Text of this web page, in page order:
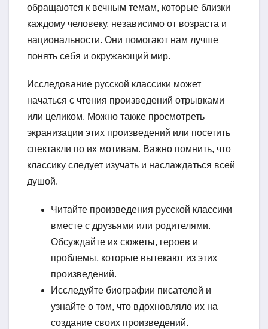
обращаются к вечным темам, которые близки
каждому человеку, независимо от возраста и
национальности. Они помогают нам лучше
понять себя и окружающий мир.
Исследование русской классики может
начаться с чтения произведений отрывками
или целиком. Можно также просмотреть
экранизации этих произведений или посетить
спектакли по их мотивам. Важно помнить, что
классику следует изучать и наслаждаться всей
душой.
Читайте произведения русской классики
вместе с друзьями или родителями.
Обсуждайте их сюжеты, героев и
проблемы, которые вытекают из этих
произведений.
Исследуйте биографии писателей и
узнайте о том, что вдохновляло их на
создание своих произведений.